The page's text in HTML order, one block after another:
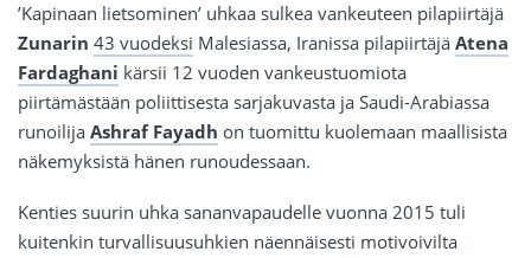
’Kapinaan lietsominen’ uhkaa sulkea vankeuteen pilapiirtäjä
Zunarin 43 vuodeksi Malesiassa, Iranissa pilapiirtäjä Atena
Fardaghani kärsii 12 vuoden vankeustuomiota
piirtämästään poliittisesta sarjakuvasta ja Saudi-Arabiassa
runoilija Ashraf Fayadh on tuomittu kuolemaan maallisista
näkemyksistä hänen runoudessaan.
Kenties suurin uhka sananvapaudelle vuonna 2015 tuli
kuitenkin turvallisuusuhkien näennäisesti motivoivilta